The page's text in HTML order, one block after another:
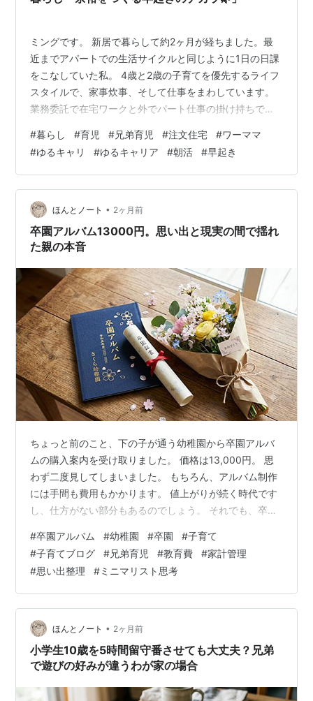
ミングです。 新居で暮らして約2ヶ月が経ちました。最
近までアパートでの生活サイクルと同じように1日の日課
をこなしていた私。 4歳と2歳の子育てを優先するライフ
スタイルで、家事炊事、そして仕事をまわしています。
業務委託で在宅ワークと外でパート仕事の掛け持ちです
います。俗に言うゆるキャリです。 それでも、子供たち
がいる朝晩は余裕がありません。時間管理や調整がうま
くいかず… ・子供と同じような時間に起床して、朝の時
間も気持ちも余裕がない ・朝食をバタバタと食べさせ水
分をとらせ忘れる ・朝トイレを催促しなかったので車に
乗ってからオシッコといいだす ・い…
#暮らし #育児 #兄弟育児 #注文住宅 #ワーママ
#ゆるキャリ #ゆるキャリア #朝活 #早起き
ほんとノート • 2ヶ月前
卒園アルバム13000円。思い出と現実の間で揺れ
た親の本音
ちょっと前のこと、下の子が通う幼稚園から卒園アルバ
ムの購入案内を受け取りました。 価格は13,000円。 思
わず二度見してしまいました。 もちろん、アルバム制作
には手間も費用もかかります。 値上がりが続く時代です
し、仕方がない部分もあるのでしょう。 それでも、卒園
く悩むことになりました。 上の子の時は購入した 私自身
も卒業アルバムを見返さなかった 本当に必要なのだろう
か 一番悩んだのは兄弟間の公平さ 子どもに聞いても答え
は出なかった わが家が出した結論 まとめ 次に読みたい
記事 上の子の時は購入した 卒園アルバムって地味に悩む
実は、上の…
#卒園アルバム #幼稚園 #卒園 #子育て
#子育てブログ #兄弟育児 #教育費 #家計管理
#思い出整理 #ミニマリスト思考
ほんとノート • 2ヶ月前
小学生10歳を5時間留守番させても大丈夫？兄弟
で遊びの好みが違うわが家の場合